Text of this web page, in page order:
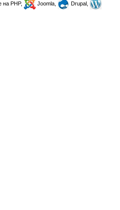
на PHP, Joomla,
Drupal,